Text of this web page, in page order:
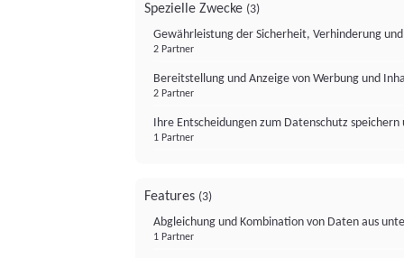
Spezielle Zwecke (3)
Gewährleistung der Sicherheit, Verhinderung
2 Partner
Bereitstellung und Anzeige von Werbung und
2 Partner
Ihre Entscheidungen zum Datenschutz
1 Partner
Features (3)
Abgleichung und Kombination von Daten aus
1 Partner